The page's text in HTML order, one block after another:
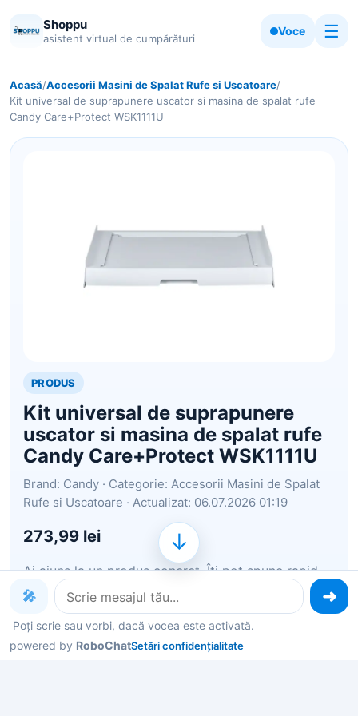
Shoppu
asistent virtual de cumpărături
Voce ☰
Acasă/Accesorii Masini de Spalat Rufe si Uscatoare/
Kit universal de suprapunere uscator si masina de spalat rufe
Candy Care+Protect WSK1111U
PRODUS
Kit universal de suprapunere
uscator si masina de spalat rufe
Candy Care+Protect WSK1111U
Brand: Candy · Categorie: Accesorii Masini de Spalat
Rufe si Uscatoare · Actualizat: 06.07.2026 01:19
273,99 lei
Ai ajuns la un produs concret. Îți pot spune rapid
dacă merită, ce avantaje are și ce alternative
similare găsești mai ușor.
Pe scurt: Kit universal de suprapunere uscator si
🎤
Poți scrie sau vorbi, dacă vocea este activată.
powered by RoboChatSetări confidențialitate
↓